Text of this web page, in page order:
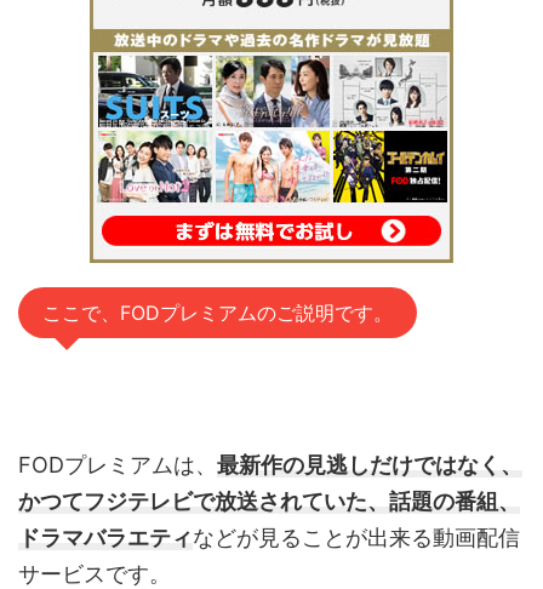
ここで、FODプレミアムのご説明です。
FODプレミアムは、 最新作の見逃しだけではなく、
かつてフジテレビで放送されていた、話題の番組、
ドラマバラエティなどが見ることが出来る動画配信
サービスです。